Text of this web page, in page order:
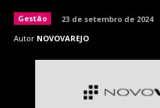
Gestão
23 de setembro de 2024
Autor NOVOVAREJO